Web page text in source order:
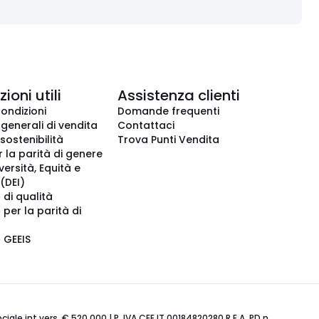
utili
di vendita
la parità di genere
Equità e
qualità
per la parità di
Assistenza clienti
Domande frequenti
Contattaci
Trova Punti Vendita